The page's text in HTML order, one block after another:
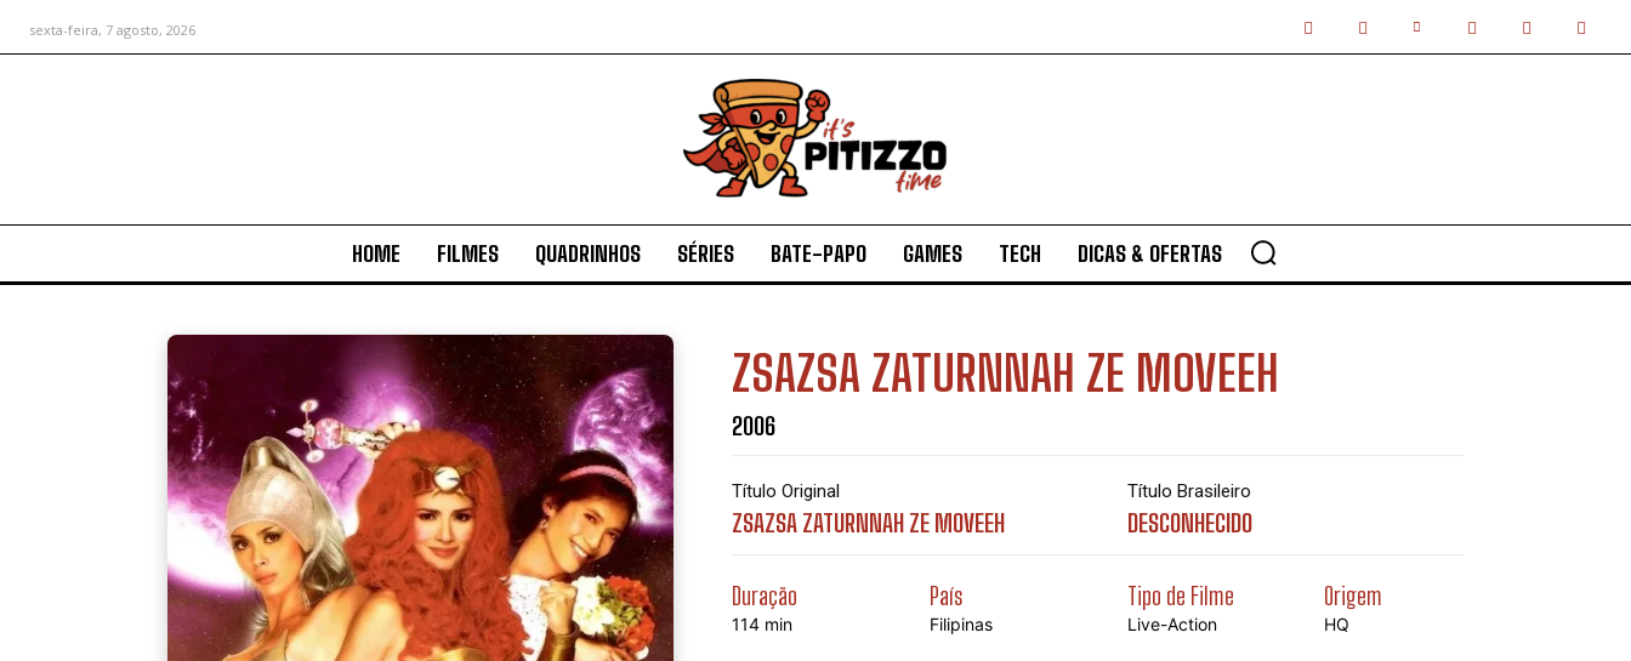
sexta-feira, 7 agosto, 2026
HOME FILMES QUADRINHOS SÉRIES BATE-PAPO GAMES TECH DICAS & OFERTAS
ZSAZSA ZATURNNAH ZE MOVEEH
2006
Título Original
ZSAZSA ZATURNNAH ZE MOVEEH
Título Brasileiro
DESCONHECIDO
Duração
114 min
País
Filipinas
Tipo de Filme
Live-Action
Origem
HQ